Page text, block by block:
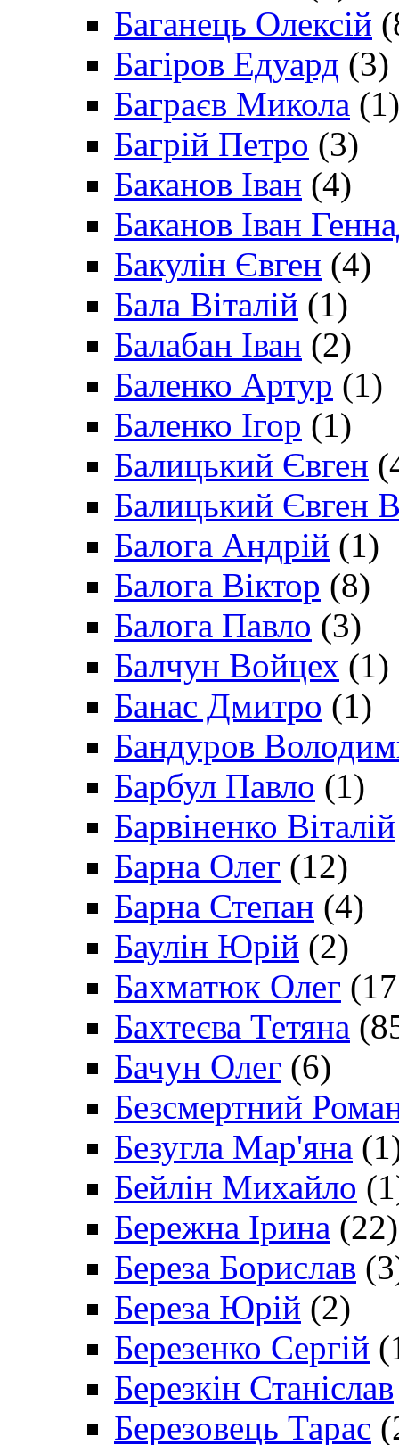
Баганець Олексій
Багіров Едуард (3)
Баграєв Микола (1)
Багрій Петро (3)
Баканов Іван (4)
Баканов Іван
Бакулін Євген (4)
Бала Віталій (1)
Балабан Іван (2)
Баленко Артур (1)
Баленко Ігор (1)
Балицький Євген
Балицький Євген
Балога Андрій (1)
Балога Віктор (8)
Балога Павло (3)
Балчун Войцех (1)
Банас Дмитро (1)
Бандуров
Барбул Павло (1)
Барвіненко Віталій
Барна Олег (12)
Барна Степан (4)
Баулін Юрій (2)
Бахматюк Олег
Бахтеєва Тетяна
Бачун Олег (6)
Безсмертний
Безугла Мар'яна
Бейлін Михайло
Бережна Ірина (22)
Береза Борислав
Береза Юрій (2)
Березенко Сергій
Березкін Станіслав
Березовець Тарас